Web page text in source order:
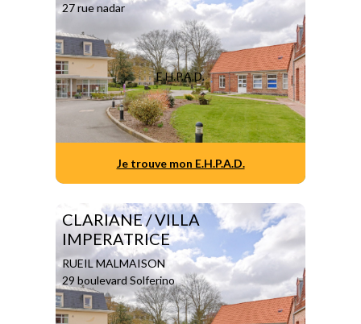
27 rue nadar
E.H.P.A.D.
Je trouve mon E.H.P.A.D.
CLARIANE / VILLA
IMPERATRICE
RUEIL MALMAISON
29 boulevard Solferino